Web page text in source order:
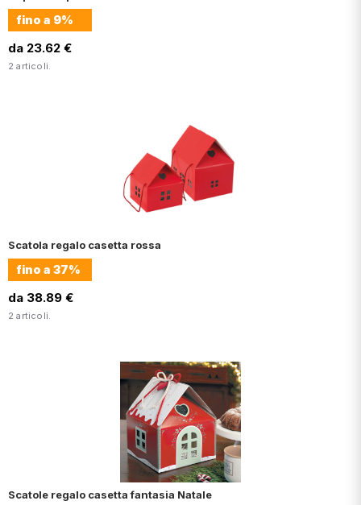
fino a 9%
da 23.62 €
2 articoli.
Scatola regalo casetta rossa
fino a 37%
da 38.89 €
2 articoli.
Scatole regalo casetta fantasia Natale